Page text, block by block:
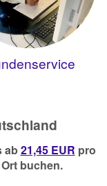
ab21,45 EUR pro
buchen.